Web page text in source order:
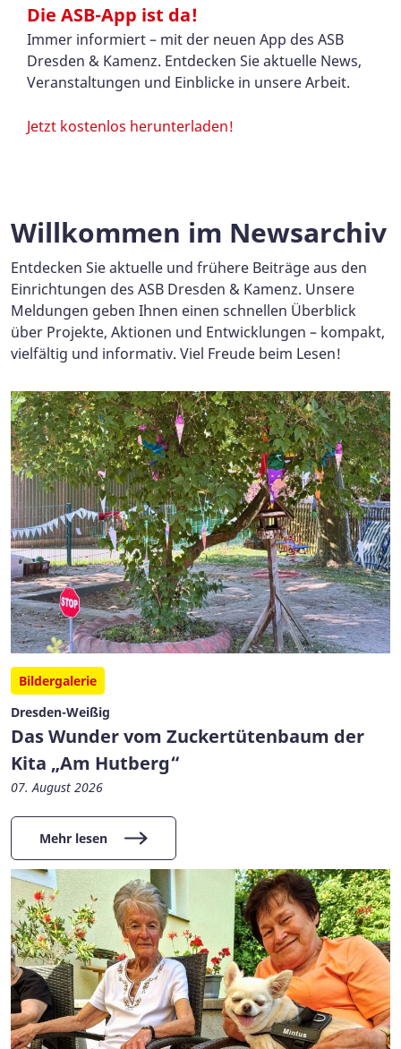
Die ASB-App ist da!
Immer informiert – mit der neuen App des ASB
Dresden & Kamenz. Entdecken Sie aktuelle News,
Veranstaltungen und Einblicke in unsere Arbeit.
Jetzt kostenlos herunterladen!
Willkommen im Newsarchiv
Entdecken Sie aktuelle und frühere Beiträge aus den
Einrichtungen des ASB Dresden & Kamenz. Unsere
Meldungen geben Ihnen einen schnellen Überblick
über Projekte, Aktionen und Entwicklungen – kompakt,
vielfältig und informativ. Viel Freude beim Lesen!
Bildergalerie
Dresden-Weißig
Das Wunder vom Zuckertütenbaum der
Kita „Am Hutberg“
07. August 2026
Mehr lesen